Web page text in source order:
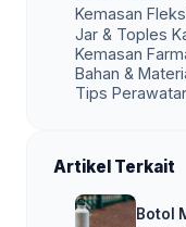
Kemasan
Jar & Toples
Kemasan
Bahan &
Tips
Artikel Terkait
Botol